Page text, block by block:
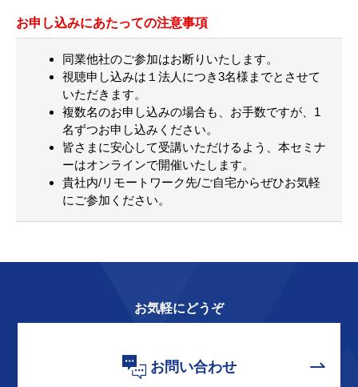
お申し込みにあたっての注意事項
同業他社のご参加はお断りいたします。
視聴申し込みは１法人につき3名様までとさせて
いただきます。
複数名のお申し込みの場合も、お手数ですが、1
名ずつお申し込みください。
皆さまに安心して受講いただけるよう、本セミナ
ーはオンラインで開催いたします。
貴社内/リモートワーク先/ご自宅からぜひお気軽
にご参加ください。
お気軽にどうぞ
お問い合わせ